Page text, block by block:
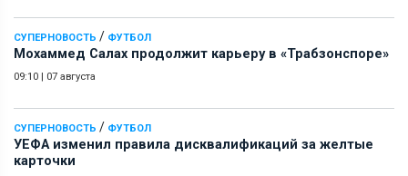
СУПЕРНОВОСТЬ / ФУТБОЛ
Мохаммед Салах продолжит карьеру в «Трабзонспоре»
09:10 | 07 августа
СУПЕРНОВОСТЬ / ФУТБОЛ
УЕФА изменил правила дисквалификаций за желтые
карточки